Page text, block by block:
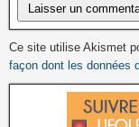
Ce site utilise Akismet
façon dont les données